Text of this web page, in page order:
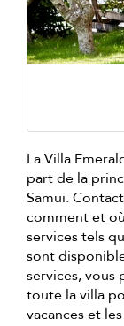
La Villa
part de la
Samui.
comment et
services tels
sont
services,
toute la villa
vacances et